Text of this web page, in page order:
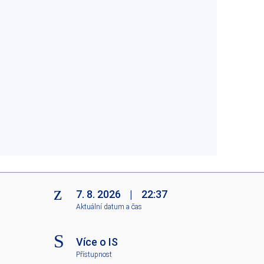
7. 8. 2026 | 22:37
Aktuální datum a čas
Více o IS
Přístupnost